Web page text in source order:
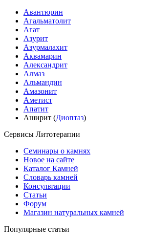
Авантюрин
Агальматолит
Агат
Азурит
Азурмалахит
Аквамарин
Александрит
Алмаз
Альмандин
Амазонит
Аметист
Апатит
Аширит (Диоптаз)
Сервисы Литотерапии
Семинары о камнях
Новое на сайте
Каталог Камней
Словарь камней
Консультации
Статьи
Форум
Магазин натуральных камней
Популярные статьи